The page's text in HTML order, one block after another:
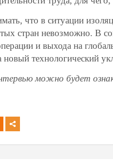
что в ситуации
стран невозможно. В
и выхода на
новый технологический
можно будет